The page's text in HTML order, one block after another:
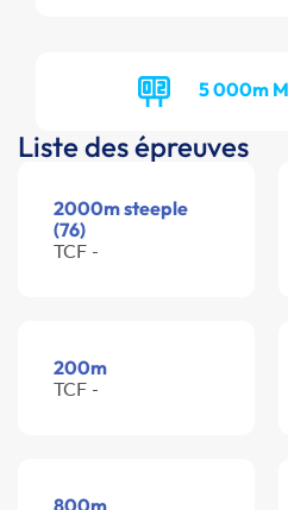
5 000m
Liste des épreuves
2000m steeple
(76)
TCF -
200m
TCF -
800m